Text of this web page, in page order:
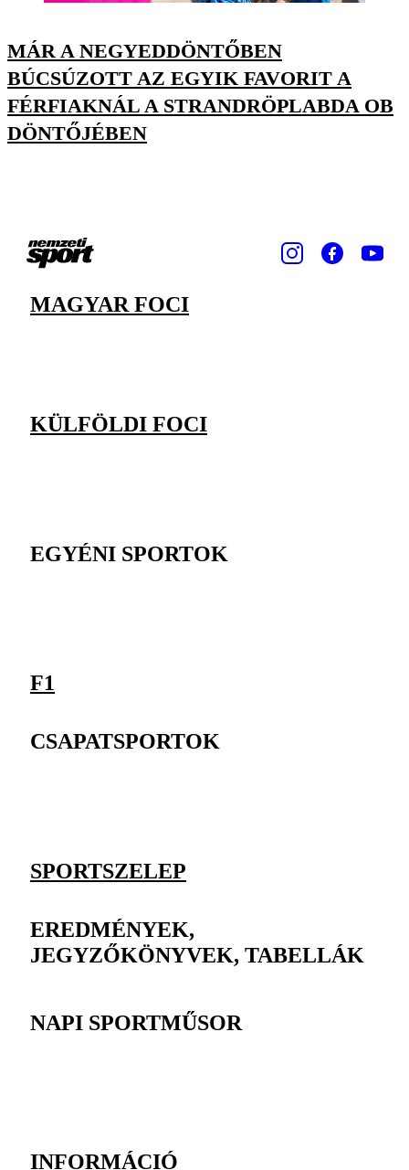
MÁR A NEGYEDDÖNTŐBEN
BÚCSÚZOTT AZ EGYIK FAVORIT A
FÉRFIAKNÁL A STRANDRÖPLABDA OB
DÖNTŐJÉBEN
MAGYAR FOCI
KÜLFÖLDI FOCI
EGYÉNI SPORTOK
F1
CSAPATSPORTOK
SPORTSZELEP
EREDMÉNYEK,
JEGYZŐKÖNYVEK, TABELLÁK
NAPI SPORTMŰSOR
INFORMÁCIÓ